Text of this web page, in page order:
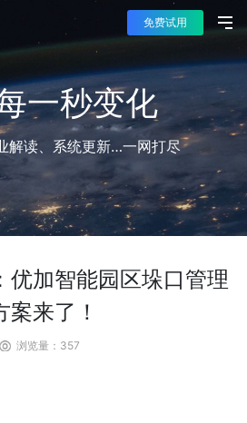
免费试用
一秒变化
解读、系统更新…一网打尽
优加智能园区垛口管理
案来了！
浏览量： 357